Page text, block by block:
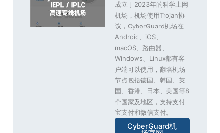
成立于2023年的科学上网
机场，机场使用Trojan协
议，CyberGuard机场在
Android、iOS、
macOS、路由器、
Windows、Linux都有客
户端可以使用，翻墙机场
节点包括德国、韩国、英
国、香港、日本、美国等8
个国家及地区，支持支付
宝支付和微信支付。
CyberGuard机